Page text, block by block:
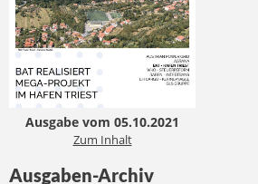
Ausgabe vom 05.10.2021
Zum Inhalt
Ausgaben-Archiv